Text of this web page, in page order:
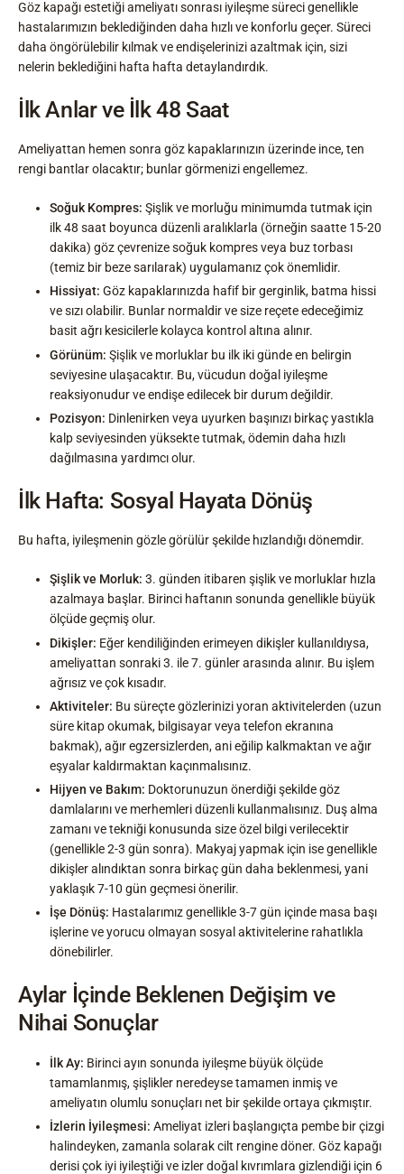
Göz kapağı estetiği ameliyatı sonrası iyileşme süreci genellikle
hastalarımızın beklediğinden daha hızlı ve konforlu geçer. Süreci
daha öngörülebilir kılmak ve endişelerinizi azaltmak için, sizi
nelerin beklediğini hafta hafta detaylandırdık.
İlk Anlar ve İlk 48 Saat
Ameliyattan hemen sonra göz kapaklarınızın üzerinde ince, ten
rengi bantlar olacaktır; bunlar görmenizi engellemez.
Soğuk Kompres: Şişlik ve morluğu minimumda tutmak için
ilk 48 saat boyunca düzenli aralıklarla (örneğin saatte 15-20
dakika) göz çevrenize soğuk kompres veya buz torbası
(temiz bir beze sarılarak) uygulamanız çok önemlidir.
Hissiyat: Göz kapaklarınızda hafif bir gerginlik, batma hissi
ve sızı olabilir. Bunlar normaldir ve size reçete edeceğimiz
basit ağrı kesicilerle kolayca kontrol altına alınır.
Görünüm: Şişlik ve morluklar bu ilk iki günde en belirgin
seviyesine ulaşacaktır. Bu, vücudun doğal iyileşme
reaksiyonudur ve endişe edilecek bir durum değildir.
Pozisyon: Dinlenirken veya uyurken başınızı birkaç yastıkla
kalp seviyesinden yüksekte tutmak, ödemin daha hızlı
dağılmasına yardımcı olur.
İlk Hafta: Sosyal Hayata Dönüş
Bu hafta, iyileşmenin gözle görülür şekilde hızlandığı dönemdir.
Şişlik ve Morluk: 3. günden itibaren şişlik ve morluklar hızla
azalmaya başlar. Birinci haftanın sonunda genellikle büyük
ölçüde geçmiş olur.
Dikişler: Eğer kendiliğinden erimeyen dikişler kullanıldıysa,
ameliyattan sonraki 3. ile 7. günler arasında alınır. Bu işlem
ağrısız ve çok kısadır.
Aktiviteler: Bu süreçte gözlerinizi yoran aktivitelerden (uzun
süre kitap okumak, bilgisayar veya telefon ekranına
bakmak), ağır egzersizlerden, ani eğilip kalkmaktan ve ağır
eşyalar kaldırmaktan kaçınmalısınız.
Hijyen ve Bakım: Doktorunuzun önerdiği şekilde göz
damlalarını ve merhemleri düzenli kullanmalısınız. Duş alma
zamanı ve tekniği konusunda size özel bilgi verilecektir
(genellikle 2-3 gün sonra). Makyaj yapmak için ise genellikle
dikişler alındıktan sonra birkaç gün daha beklenmesi, yani
yaklaşık 7-10 gün geçmesi önerilir.
İşe Dönüş: Hastalarımız genellikle 3-7 gün içinde masa başı
işlerine ve yorucu olmayan sosyal aktivitelerine rahatlıkla
dönebilirler.
Aylar İçinde Beklenen Değişim ve
Nihai Sonuçlar
İlk Ay: Birinci ayın sonunda iyileşme büyük ölçüde
tamamlanmış, şişlikler neredeyse tamamen inmiş ve
ameliyatın olumlu sonuçları net bir şekilde ortaya çıkmıştır.
İzlerin İyileşmesi: Ameliyat izleri başlangıçta pembe bir çizgi
halindeyken, zamanla solarak cilt rengine döner. Göz kapağı
derisi çok iyi iyileştiği ve izler doğal kıvrımlara gizlendiği için 6